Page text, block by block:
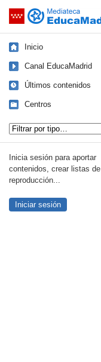
Saltar navegación
Inicio
Canal EducaMadrid
Últimos contenidos
Centros
Inicia sesión para aportar
contenidos, crear listas de
reproducción...
Iniciar sesión